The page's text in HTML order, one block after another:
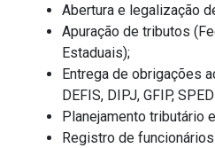
Abertura e legalização
Apuração de tributos
Estaduais);
Entrega de obrigações
DEFIS, DIPJ, GFIP,
Planejamento tributário
Registro de